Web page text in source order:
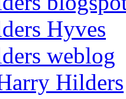
Hyves
weblog
Hilders